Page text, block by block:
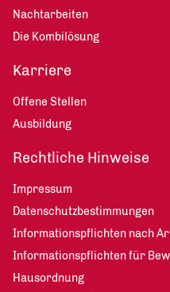
Nachtarbeiten
Die Kombilösung
Karriere
Offene Stellen
Ausbildung
Rechtliche Hinweise
Impressum
Datenschutzbestimmungen
Informationspflichten nach
Informationspflichten für
Hausordnung